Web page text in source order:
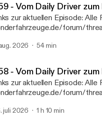
- Vom Daily Driver zum
aktuellen Episode: Alle Fotos und weitere Infos [https://nast-
forum/
zum-profi-134a/]
www.meinbenzundich.de] Marcels Webseiten
]
2026 54 min
- Vom Daily Driver zum
aktuellen Episode: Alle Fotos und weitere Infos [https://nast-
forum/
www.meinbenzundich.de] Marcels Webseiten
juli 2026 1 h 10 min